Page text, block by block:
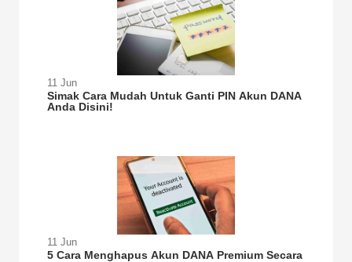
11 Jun
Simak Cara Mudah Untuk Ganti PIN Akun DANA
Anda Disini!
11 Jun
5 Cara Menghapus Akun DANA Premium Secara